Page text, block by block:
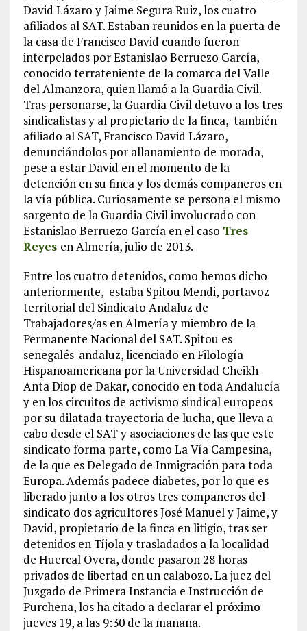
David Lázaro y Jaime Segura Ruiz, los cuatro
afiliados al SAT. Estaban reunidos en la puerta de
la casa de Francisco David cuando fueron
interpelados por Estanislao Berruezo García,
conocido terrateniente de la comarca del Valle
del Almanzora, quien llamó a la Guardia Civil.
Tras personarse, la Guardia Civil detuvo a los tres
sindicalistas y al propietario de la finca, también
afiliado al SAT, Francisco David Lázaro,
denunciándolos por allanamiento de morada,
pese a estar David en el momento de la
detención en su finca y los demás compañeros en
la vía pública. Curiosamente se persona el mismo
sargento de la Guardia Civil involucrado con
Estanislao Berruezo García en el caso Tres
Reyes en Almería, julio de 2013.
Entre los cuatro detenidos, como hemos dicho
anteriormente, estaba Spitou Mendi, portavoz
territorial del Sindicato Andaluz de
Trabajadores/as en Almería y miembro de la
Permanente Nacional del SAT. Spitou es
senegalés-andaluz, licenciado en Filología
Hispanoamericana por la Universidad Cheikh
Anta Diop de Dakar, conocido en toda Andalucía
y en los circuitos de activismo sindical europeos
por su dilatada trayectoria de lucha, que lleva a
cabo desde el SAT y asociaciones de las que este
sindicato forma parte, como La Vía Campesina,
de la que es Delegado de Inmigración para toda
Europa. Además padece diabetes, por lo que es
liberado junto a los otros tres compañeros del
sindicato dos agricultores José Manuel y Jaime, y
David, propietario de la finca en litigio, tras ser
detenidos en Tíjola y trasladados a la localidad
de Huercal Overa, donde pasaron 28 horas
privados de libertad en un calabozo. La juez del
Juzgado de Primera Instancia e Instrucción de
Purchena, los ha citado a declarar el próximo
jueves 19, a las 9:30 de la mañana.